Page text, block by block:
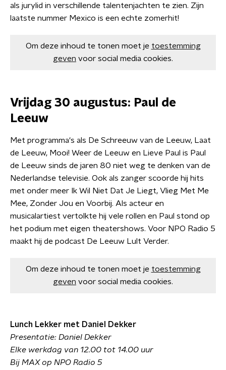
als jurylid in verschillende talentenjachten te zien. Zijn
laatste nummer Mexico is een echte zomerhit!
Om deze inhoud te tonen moet je toestemming
geven voor social media cookies.
Vrijdag 30 augustus: Paul de
Leeuw
Met programma's als De Schreeuw van de Leeuw, Laat
de Leeuw, Mooi! Weer de Leeuw en Lieve Paul is Paul
de Leeuw sinds de jaren 80 niet weg te denken van de
Nederlandse televisie. Ook als zanger scoorde hij hits
met onder meer Ik Wil Niet Dat Je Liegt, Vlieg Met Me
Mee, Zonder Jou en Voorbij. Als acteur en
musicalartiest vertolkte hij vele rollen en Paul stond op
het podium met eigen theatershows. Voor NPO Radio 5
maakt hij de podcast De Leeuw Lult Verder.
Om deze inhoud te tonen moet je toestemming
geven voor social media cookies.
Lunch Lekker met Daniel Dekker
Presentatie: Daniel Dekker
Elke werkdag van 12.00 tot 14.00 uur
Bij MAX op NPO Radio 5